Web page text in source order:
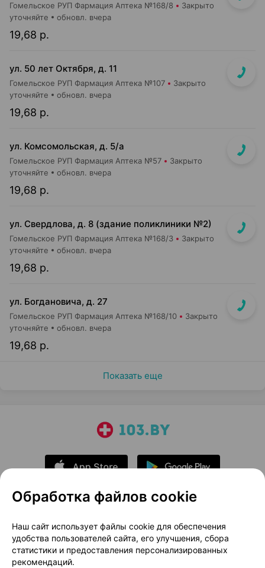
Гомельское РУП Фармация Аптека №168/8 Закрыто
19,68 р.
уточняйте обновл. вчера
ул. 50 лет Октября, д. 11
Гомельское РУП Фармация Аптека №107 Закрыто
19,68 р.
уточняйте обновл. вчера
ул. Комсомольская, д. 5/а
Гомельское РУП Фармация Аптека №57 Закрыто
19,68 р.
уточняйте обновл. вчера
ул. Свердлова, д. 8 (здание поликлиники №2)
Гомельское РУП Фармация Аптека №168/3 Закрыто
19,68 р.
уточняйте обновл. вчера
ул. Богдановича, д. 27
Гомельское РУП Фармация Аптека №168/10 Закрыто
19,68 р.
уточняйте обновл. вчера
Показать еще
О проекте
Новости проекта
Размещение рекламы
Медицинский маркетинг
Публичный договор
Доставка
Обработка файлов cookie
Наш сайт использует файлы cookie для обеспечения
удобства пользователей сайта, его улучшения, сбора
статистики и предоставления персонализированных
рекомендаций.